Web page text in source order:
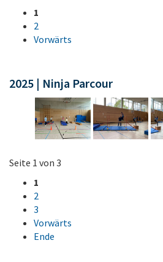
1
2
Vorwärts
2025 | Ninja Parcour
Seite 1 von 3
1
2
3
Vorwärts
Ende